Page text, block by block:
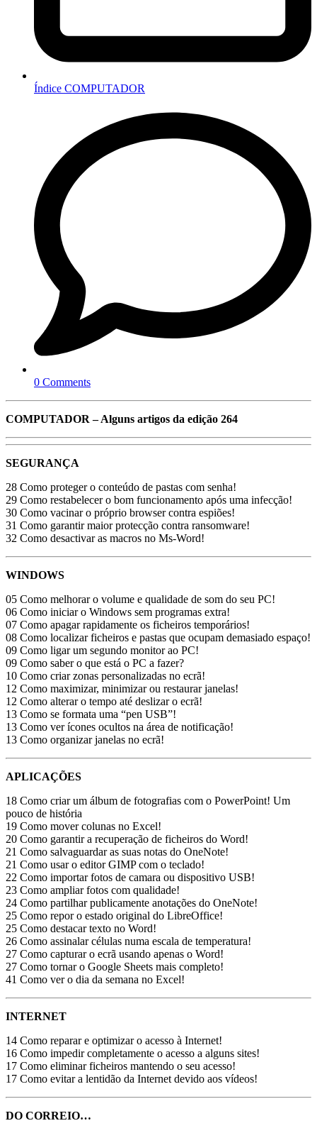
Índice COMPUTADOR
0 Comments
COMPUTADOR – Alguns artigos da edição 264
SEGURANÇA
28 Como proteger o conteúdo de pastas com senha!
29 Como restabelecer o bom funcionamento após uma infecção!
30 Como vacinar o próprio browser contra espiões!
31 Como garantir maior protecção contra ransomware!
32 Como desactivar as macros no Ms-Word!
WINDOWS
05 Como melhorar o volume e qualidade de som do seu PC!
06 Como iniciar o Windows sem programas extra!
07 Como apagar rapidamente os ficheiros temporários!
08 Como localizar ficheiros e pastas que ocupam demasiado espaço!
09 Como ligar um segundo monitor ao PC!
09 Como saber o que está o PC a fazer?
10 Como criar zonas personalizadas no ecrã!
12 Como maximizar, minimizar ou restaurar janelas!
12 Como alterar o tempo até deslizar o ecrã!
13 Como se formata uma “pen USB”!
13 Como ver ícones ocultos na área de notificação!
13 Como organizar janelas no ecrã!
APLICAÇÕES
18 Como criar um álbum de fotografias com o PowerPoint! Um
pouco de história
19 Como mover colunas no Excel!
20 Como garantir a recuperação de ficheiros do Word!
21 Como salvaguardar as suas notas do OneNote!
21 Como usar o editor GIMP com o teclado!
22 Como importar fotos de camara ou dispositivo USB!
23 Como ampliar fotos com qualidade!
24 Como partilhar publicamente anotações do OneNote!
25 Como repor o estado original do LibreOffice!
25 Como destacar texto no Word!
26 Como assinalar células numa escala de temperatura!
27 Como capturar o ecrã usando apenas o Word!
27 Como tornar o Google Sheets mais completo!
41 Como ver o dia da semana no Excel!
INTERNET
14 Como reparar e optimizar o acesso à Internet!
16 Como impedir completamente o acesso a alguns sites!
17 Como eliminar ficheiros mantendo o seu acesso!
17 Como evitar a lentidão da Internet devido aos vídeos!
DO CORREIO…